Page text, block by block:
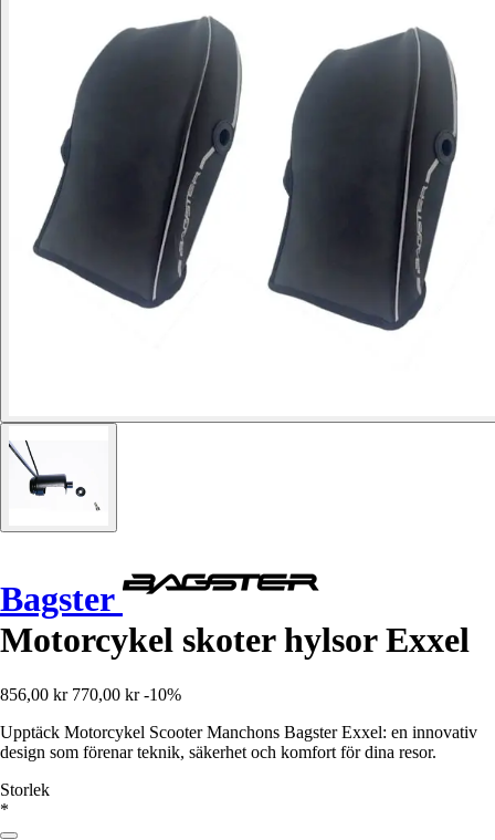
Bagster
Motorcykel skoter hylsor Exxel
856,00 kr 770,00 kr -10%
Upptäck Motorcykel Scooter Manchons Bagster Exxel: en innovativ
design som förenar teknik, säkerhet och komfort för dina resor.
Storlek
*